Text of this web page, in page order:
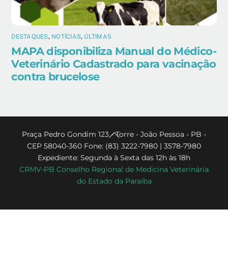
DESTAQUES, NOTÍCIAS, ÚLTIMAS
MAPA disponibiliza Manual do Médico-
Veterinário Cadastrado para vacinação
contra brucelose
Back
To
Top
Praça Pedro Gondim 123 - Torre - João Pessoa - PB -
CEP 58040-360 Fone: (83) 3222-7980 | 3578-7980
Expediente: Segunda à Sexta das 12h às 18h
CRMV-PB Conselho Regional de Medicina Veterinária
do Estado da Paraíba